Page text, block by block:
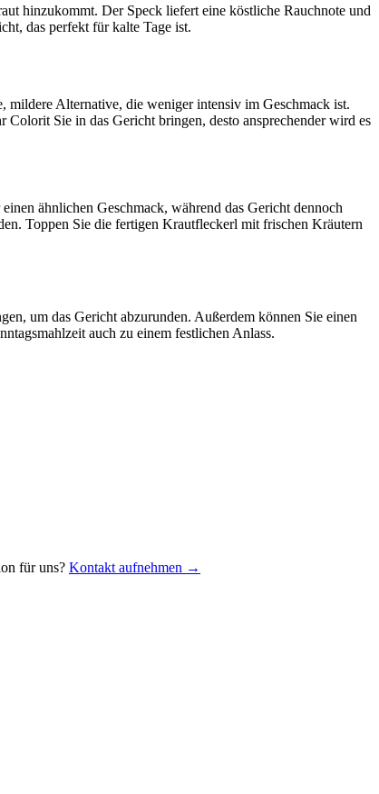
hinzukommt. Der Speck liefert eine köstliche Rauchnote und
das perfekt für kalte Tage ist.
mildere Alternative, die weniger intensiv im Geschmack ist.
Colorit Sie in das Gericht bringen, desto ansprechender wird es
ähnlichen Geschmack, während das Gericht dennoch
Toppen Sie die fertigen Krautfleckerl mit frischen Kräutern
um das Gericht abzurunden. Außerdem können Sie einen
auch zu einem festlichen Anlass.
für uns? Kontakt aufnehmen →